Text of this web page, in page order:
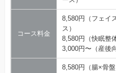
コース料金
8,580円（フェイ
ス）
8,580円（快眠整
3,000円〜（産後
8,580円（腸×骨盤